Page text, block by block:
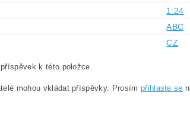
1:24
ABC
CZ
k této položce.
mohou vkládat příspěvky. Prosím přihlaste se